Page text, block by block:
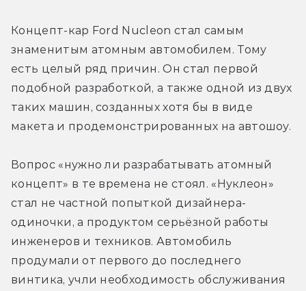
Концепт-кар Ford Nucleon стал самым
знаменитым атомным автомобилем. Тому
есть целый ряд причин. Он стал первой
подобной разработкой, а также одной из двух
таких машин, созданных хотя бы в виде
макета и продемонстрированных на автошоу.
Вопрос «нужно ли разрабатывать атомный
концепт» в те времена не стоял. «Нуклеон»
стал не частной попыткой дизайнера-
одиночки, а продуктом серьёзной работы
инженеров и техников. Автомобиль
продумали от первого до последнего
винтика, учли необходимость обслуживания